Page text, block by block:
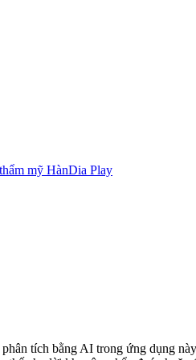
mỹ HànDia Play
tích bằng AI trong ứng dụng